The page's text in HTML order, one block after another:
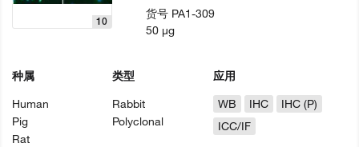
10
种属
Human
Pig
Rat
类型
Rabbit
Polyclonal
应用
WB
IHC
IHC (P)
ICC/IF
货号 PA1-309
50 µg